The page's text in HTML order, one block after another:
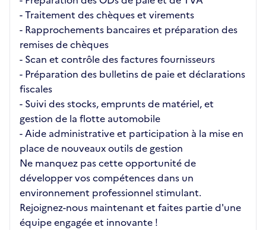
- Traitement des chèques et virements
- Rapprochements bancaires et préparation des
remises de chèques
- Scan et contrôle des factures fournisseurs
- Préparation des bulletins de paie et déclarations
fiscales
- Suivi des stocks, emprunts de matériel, et
gestion de la flotte automobile
- Aide administrative et participation à la mise en
place de nouveaux outils de gestion
Ne manquez pas cette opportunité de
développer vos compétences dans un
environnement professionnel stimulant.
Rejoignez-nous maintenant et faites partie d'une
équipe engagée et innovante !